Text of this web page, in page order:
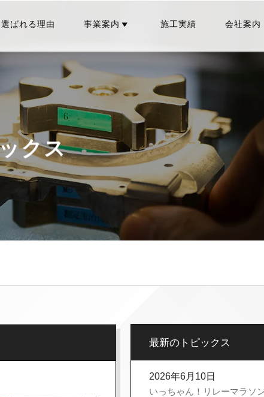
選ばれる理由 事業案内 施工実績 会社案内
クス
最新のトピックス
2026年6月10日
いっちゃん！リレーマラソ